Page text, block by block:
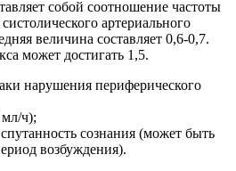
собой соотношение частоты
артериального
величина составляет 0,6-0,7.
может достигать 1,5.
нарушения периферического
ч);
сознания (может быть
возбуждения).